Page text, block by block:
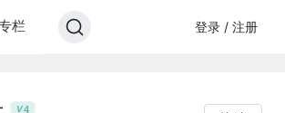
栏 登录 / 注册
V4